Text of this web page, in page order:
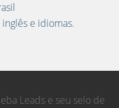
e idiomas.
Leads e seu selo de